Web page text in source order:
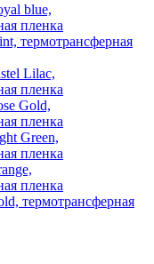
blue,
пленка
термотрансферная
Lilac,
пленка
Gold,
пленка
Green,
пленка
пленка
термотрансферная